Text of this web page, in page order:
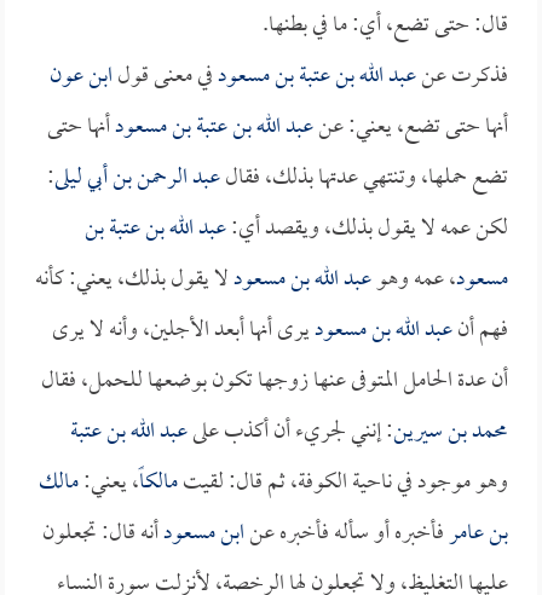
قال: حتى تضع، أي: ما في بطنها.
فذكرت عنعبد الله بن عتبة بن مسعودفي معنى قولابن عون
أنها حتى تضع، يعني: عنعبد الله بن عتبة بن مسعودأنها حتى
تضع حملها، وتنتهي عدتها بذلك، فقالعبد الرحمن بن أبي ليلى:
لكن عمه لا يقول بذلك، ويقصد أي:عبد الله بن عتبة بن
مسعود، عمه وهوعبد الله بن مسعودلا يقول بذلك، يعني: كأنه
فهم أنعبد الله بن مسعوديرى أنها أبعد الأجلين، وأنه لا يرى
أن عدة الحامل المتوفى عنها زوجها تكون بوضعها للحمل، فقال
محمد بن سيرين: إنني لجريء أن أكذب علىعبد الله بن عتبة
وهو موجود في ناحية الكوفة، ثم قال: لقيتمالكاً، يعني:مالك
بن عامرفأخبره أو سأله فأخبره عنابن مسعودأنه قال: تجعلون
عليها التغليظ، ولا تجعلون لها الرخصة، لأنزلت سورة النساء